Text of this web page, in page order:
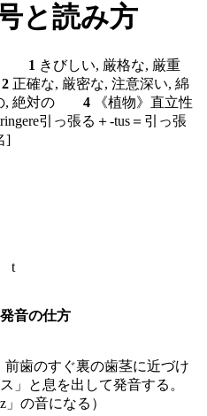
と読み方
1 きびしい, 厳格な, 厳重
2 正確な, 厳密な, 注意深い, 綿
の, 絶対の 4 《植物》直立性
引っ張る＋-tus＝引っ張
]
t
発音の仕方
前歯のすぐ裏の歯茎に近づけ
」と息を出して発音する。
」の音になる）